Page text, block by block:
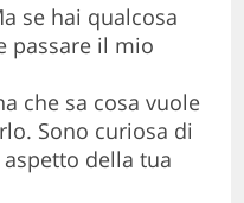
se hai qualcosa
passare il mio
che sa cosa vuole
Sono curiosa di
aspetto della tua